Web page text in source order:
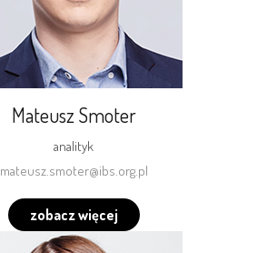
Mateusz Smoter
analityk
mateusz.smoter@ibs.org.pl
zobacz więcej